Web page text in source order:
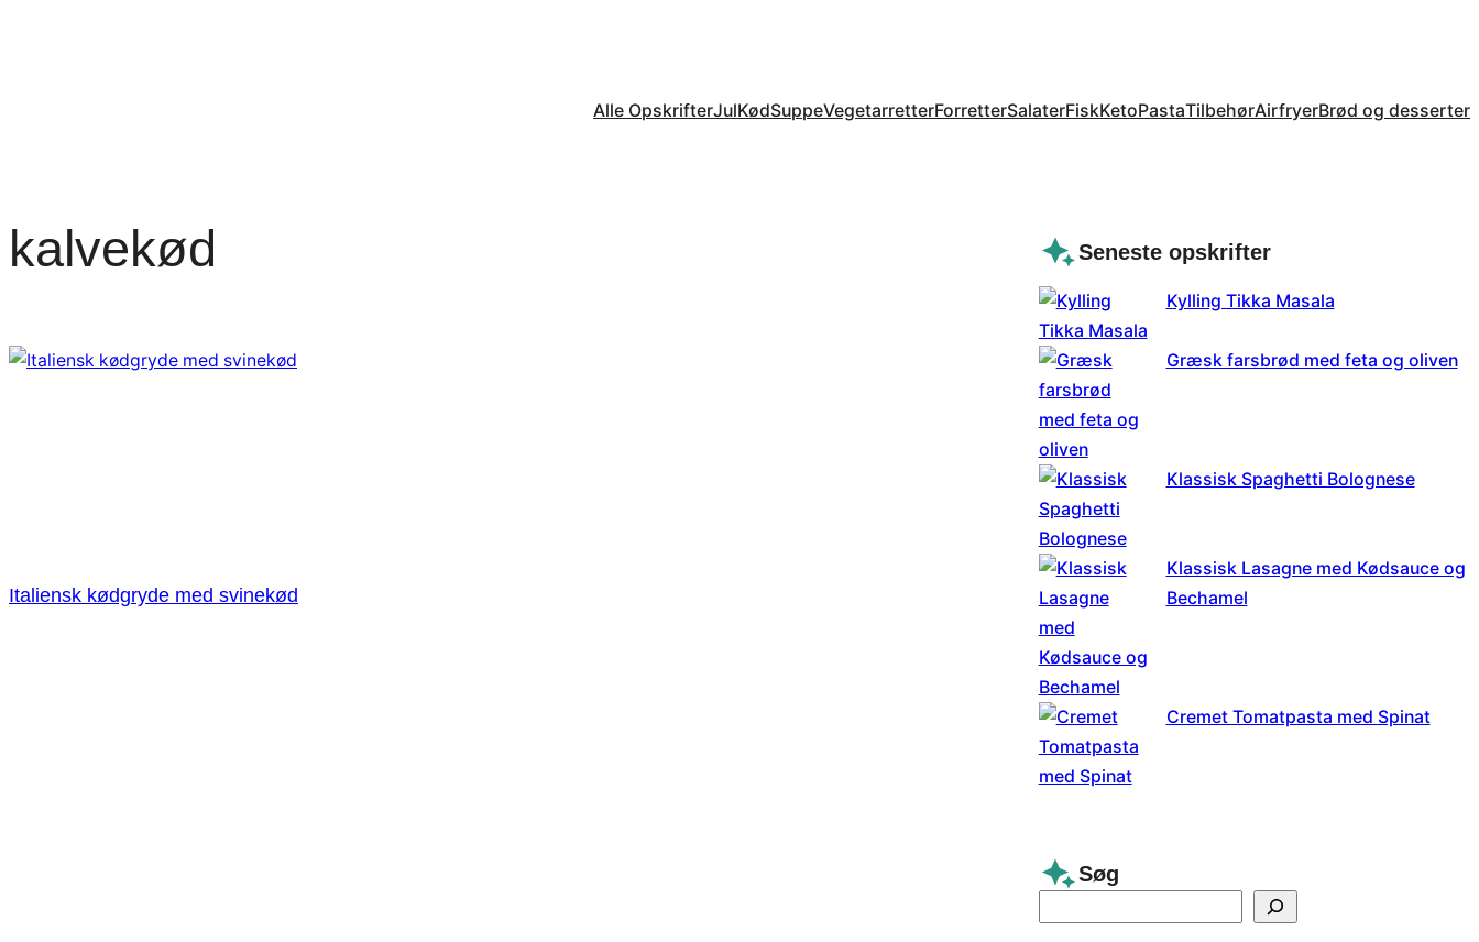
Alle OpskrifterJulKødSuppeVegetarretterForretterSalaterFiskKetoPastaTilbehørAirfryerBrød og desserter
kalvekød
Italiensk kødgryde med svinekød
Seneste opskrifter
Kylling Tikka Masala
Græsk farsbrød med feta og oliven
Klassisk Spaghetti Bolognese
Klassisk Lasagne med Kødsauce og
Bechamel
Cremet Tomatpasta med Spinat
Søg